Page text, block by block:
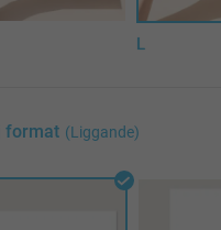
L
format (Liggande)